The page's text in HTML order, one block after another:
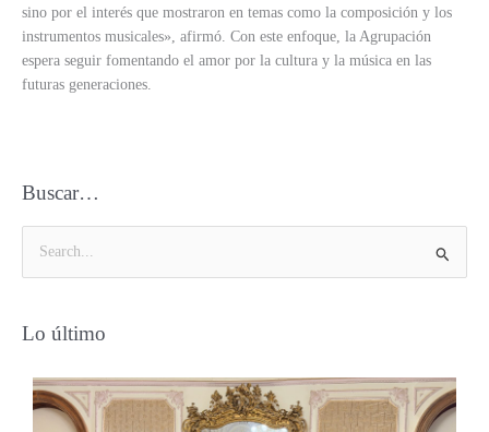
sino por el interés que mostraron en temas como la composición y los
instrumentos musicales», afirmó. Con este enfoque, la Agrupación
espera seguir fomentando el amor por la cultura y la música en las
futuras generaciones.
Buscar…
c
Lo último